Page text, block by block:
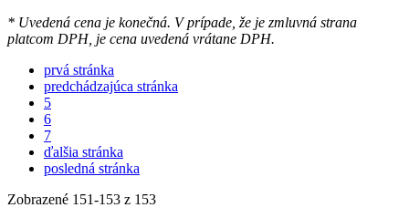
* Uvedená cena je konečná. V prípade, že je zmluvná strana
platcom DPH, je cena uvedená vrátane DPH.
prvá stránka
predchádzajúca stránka
5
6
7
ďalšia stránka
posledná stránka
Zobrazené 151-153 z 153